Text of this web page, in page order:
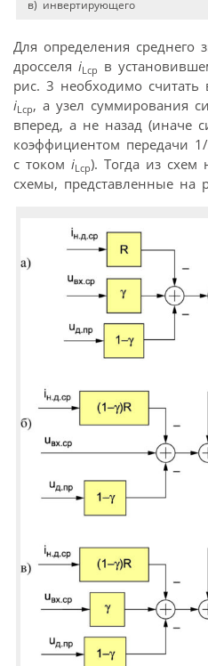
в) инвертирующего
Для определения среднего
дросселя iLср в
рис. 3 необходимо
iLср, а узел суммирования
вперед, а не назад (иначе
коэффициентом передачи 1/
с током iLср). Тогда из схем
схемы, представленные на